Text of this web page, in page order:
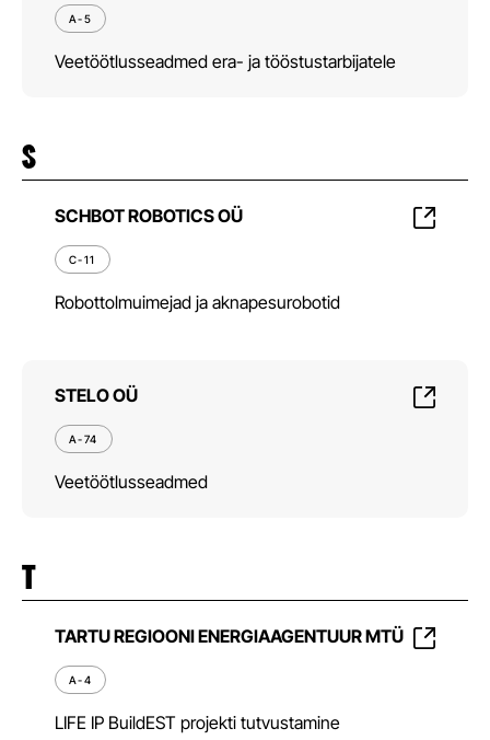
A-5
Veetöötlusseadmed era- ja tööstustarbijatele
S
SCHBOT ROBOTICS OÜ
C-11
Robottolmuimejad ja aknapesurobotid
STELO OÜ
A-74
Veetöötlusseadmed
T
TARTU REGIOONI ENERGIAAGENTUUR MTÜ
A-4
LIFE IP BuildEST projekti tutvustamine